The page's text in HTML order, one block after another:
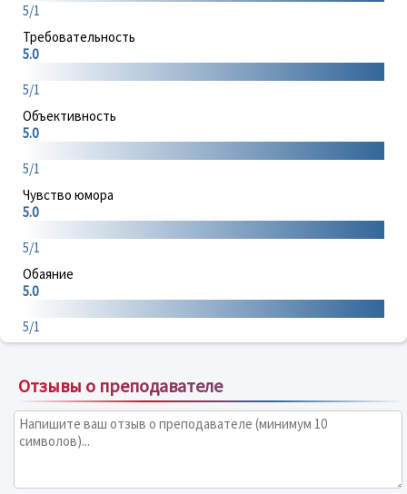
5/1
Требовательность
5.0
5/1
Объективность
5.0
5/1
Чувство юмора
5.0
5/1
Обаяние
5.0
5/1
Отзывы о преподавателе